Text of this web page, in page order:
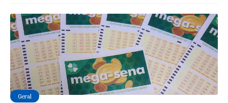
Geral